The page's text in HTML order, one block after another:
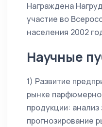
Награждена
участие во
населения 2002
Научные
1) Развитие
рынке
продукции:
прогнозирование